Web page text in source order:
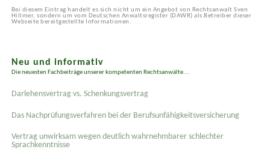
Bei diesem Eintrag handelt es sich nicht um ein Angebot von Rechtsanwalt Sven
Hillmer, sondern um vom Deutschen Anwaltsregister (DAWR) als Betreiber dieser
Webseite bereitgestellte Informationen.
Neu und informativ
Die neuesten Fachbeiträge unserer kompetenten Rechtsanwälte ...
Darlehensvertrag vs. Schenkungsvertrag
Das Nachprüfungsverfahren bei der Berufsunfähigkeitsversicherung
Vertrag unwirksam wegen deutlich wahrnehmbarer schlechter
Sprachkenntnisse